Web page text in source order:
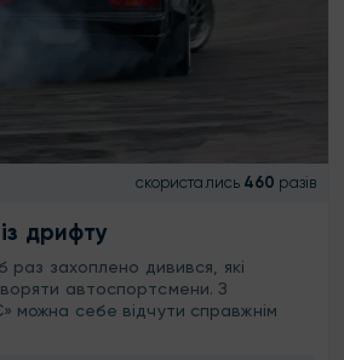
скористались 460 разів
дрифту
раз захоплено дивився, які
автоспортсмени. З
можна себе відчути справжнім